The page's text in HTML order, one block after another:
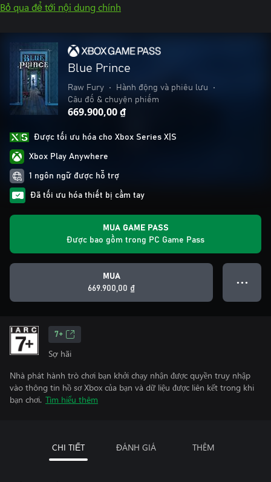
Bỏ qua để tới nội dung chính
Blue Prince
Raw Fury • Hành động và phiêu lưu
•
Câu đố & chuyện phiếm
669.900,00 ₫
Được tối ưu hóa cho Xbox Series X|S
Xbox Play Anywhere
1 ngôn ngữ được hỗ trợ
Đã tối ưu hóa thiết bị cầm tay
MUA GAME PASS
Được bao gồm trong PC Game Pass
MUA
669.900,00 ₫
● ● ●
7+
Sợ hãi
Nhà phát hành trò chơi bạn khởi chạy nhận được quyền truy nhập
vào thông tin hồ sơ Xbox của bạn và dữ liệu được liên kết trong khi
bạn chơi. Tìm hiểu thêm
CHI TIẾT ĐÁNH GIÁ THÊM